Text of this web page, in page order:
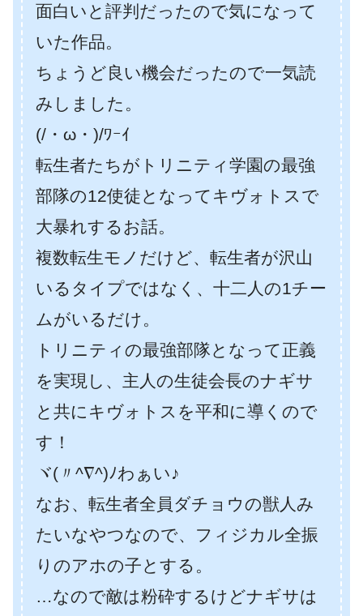
面白いと評判だったので気になって
いた作品。
ちょうど良い機会だったので一気読
みしました。
(/・ω・)/ﾜｰｲ
転生者たちがトリニティ学園の最強
部隊の12使徒となってキヴォトスで
大暴れするお話。
複数転生モノだけど、転生者が沢山
いるタイプではなく、十二人の1チー
ムがいるだけ。
トリニティの最強部隊となって正義
を実現し、主人の生徒会長のナギサ
と共にキヴォトスを平和に導くので
す！
ヾ(〃^∇^)ﾉわぁい♪
なお、転生者全員ダチョウの獣人み
たいなやつなので、フィジカル全振
りのアホの子とする。
…なので敵は粉砕するけどナギサは